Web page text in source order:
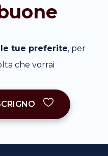
tue preferite, per
che vorrai